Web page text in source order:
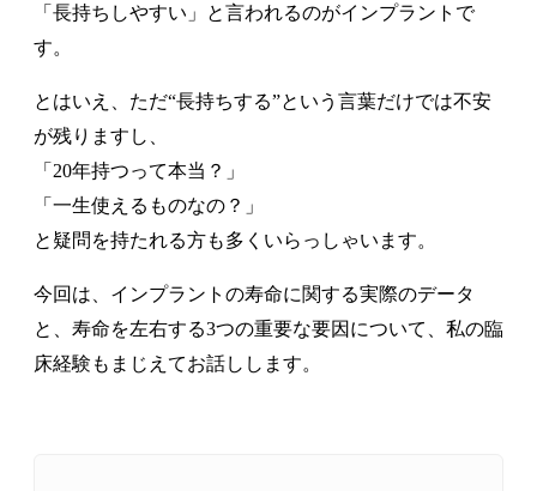
「長持ちしやすい」と言われるのがインプラントで
す。
とはいえ、ただ“長持ちする”という言葉だけでは不安
が残りますし、
「20年持つって本当？」
「一生使えるものなの？」
と疑問を持たれる方も多くいらっしゃいます。
今回は、インプラントの寿命に関する実際のデータ
と、寿命を左右する3つの重要な要因について、私の臨
床経験もまじえてお話しします。